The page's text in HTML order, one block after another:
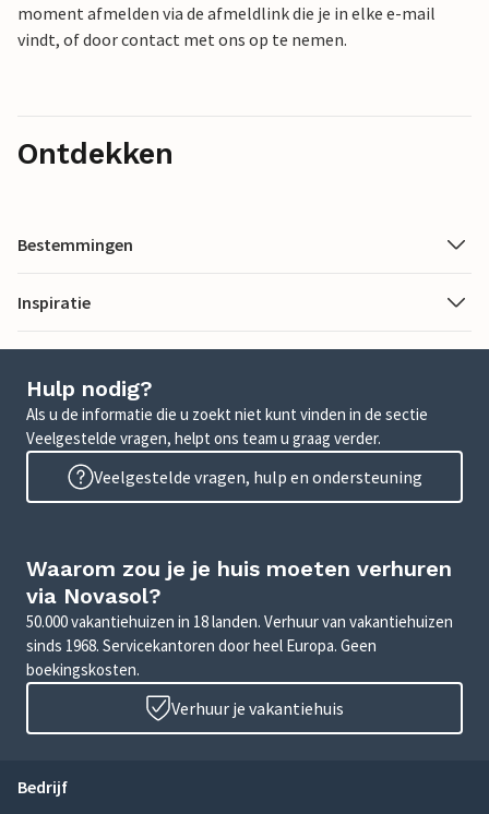
moment afmelden via de afmeldlink die je in elke e-mail
vindt, of door contact met ons op te nemen.
Ontdekken
Bestemmingen
Inspiratie
Hulp nodig?
Als u de informatie die u zoekt niet kunt vinden in de sectie
Veelgestelde vragen, helpt ons team u graag verder.
Veelgestelde vragen, hulp en ondersteuning
Waarom zou je je huis moeten verhuren
via Novasol?
50.000 vakantiehuizen in 18 landen. Verhuur van vakantiehuizen
sinds 1968. Servicekantoren door heel Europa. Geen
boekingskosten.
Verhuur je vakantiehuis
Bedrijf